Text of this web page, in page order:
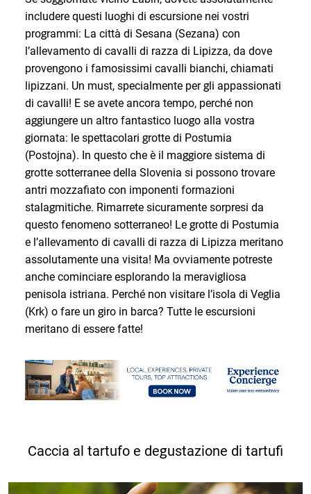
includere questi luoghi di escursione nei vostri
programmi: La città di Sesana (Sezana) con
l’allevamento di cavalli di razza di Lipizza, da dove
provengono i famosissimi cavalli bianchi, chiamati
lipizzani. Un must, specialmente per gli appassionati
di cavalli! E se avete ancora tempo, perché non
aggiungere un altro fantastico luogo alla vostra
giornata: le spettacolari grotte di Postumia
(Postojna). In questo che è il maggiore sistema di
grotte sotterranee della Slovenia si possono trovare
antri mozzafiato con imponenti formazioni
stalagmitiche. Rimarrete sicuramente sorpresi da
questo fenomeno sotterraneo! Le grotte di Postumia
e l’allevamento di cavalli di razza di Lipizza meritano
assolutamente una visita! Ma ovviamente potreste
anche cominciare esplorando la meravigliosa
penisola istriana. Perché non visitare l’isola di Veglia
(Krk) o fare un giro in barca? Tutte le escursioni
meritano di essere fatte!
Caccia al tartufo e degustazione di tartufi